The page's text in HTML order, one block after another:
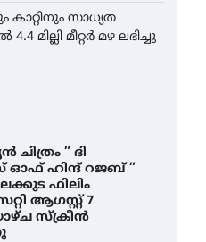
കാറ്റിനും സാധ്യത
മില്ലി മീറ്റർ മഴ ലഭിച്ചു
ചിത്രം ” ദി
ഓഫ് ഹിന്ദ് റജബ് ”
ഫിലിം
ആഗസ്റ്റ് 7
സ്‌ക്രീൻ